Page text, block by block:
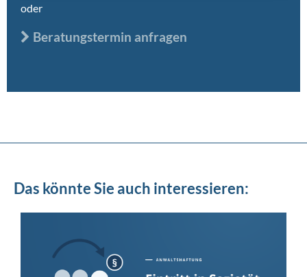
oder
Beratungstermin anfragen
Das könnte Sie auch interessieren: